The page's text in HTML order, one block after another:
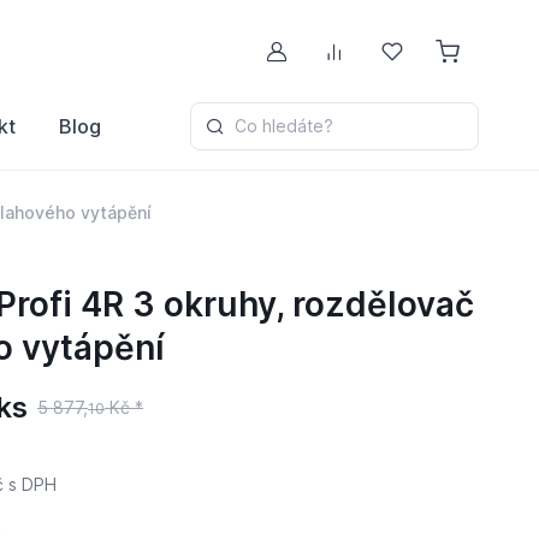
Můj účetPorovnávání
Oblíbené
Blog Co hledáte?
vytápění
4R 3 okruhy, rozdělovač
vytápění
5 877,10Kč *
s DPH